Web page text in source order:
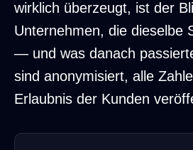
wirklich überzeugt, ist der
Unternehmen, die dieselbe
— und was danach
sind anonymisiert, alle
Erlaubnis der Kunden